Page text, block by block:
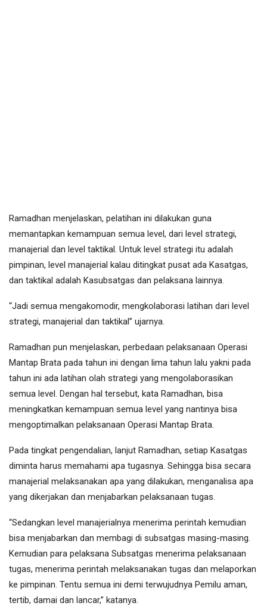
Ramadhan menjelaskan, pelatihan ini dilakukan guna
memantapkan kemampuan semua level, dari level strategi,
manajerial dan level taktikal. Untuk level strategi itu adalah
pimpinan, level manajerial kalau ditingkat pusat ada Kasatgas,
dan taktikal adalah Kasubsatgas dan pelaksana lainnya.
“Jadi semua mengakomodir, mengkolaborasi latihan dari level
strategi, manajerial dan taktikal” ujarnya.
Ramadhan pun menjelaskan, perbedaan pelaksanaan Operasi
Mantap Brata pada tahun ini dengan lima tahun lalu yakni pada
tahun ini ada latihan olah strategi yang mengolaborasikan
semua level. Dengan hal tersebut, kata Ramadhan, bisa
meningkatkan kemampuan semua level yang nantinya bisa
mengoptimalkan pelaksanaan Operasi Mantap Brata.
Pada tingkat pengendalian, lanjut Ramadhan, setiap Kasatgas
diminta harus memahami apa tugasnya. Sehingga bisa secara
manajerial melaksanakan apa yang dilakukan, menganalisa apa
yang dikerjakan dan menjabarkan pelaksanaan tugas.
“Sedangkan level manajerialnya menerima perintah kemudian
bisa menjabarkan dan membagi di subsatgas masing-masing.
Kemudian para pelaksana Subsatgas menerima pelaksanaan
tugas, menerima perintah melaksanakan tugas dan melaporkan
ke pimpinan. Tentu semua ini demi terwujudnya Pemilu aman,
tertib, damai dan lancar,” katanya.